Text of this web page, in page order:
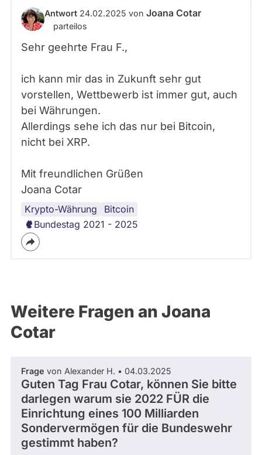
Antwort 24.02.2025 von Joana Cotar
parteilos
Sehr geehrte Frau F.,
ich kann mir das in Zukunft sehr gut
vorstellen, Wettbewerb ist immer gut, auch
bei Währungen.
Allerdings sehe ich das nur bei Bitcoin,
nicht bei XRP.
Mit freundlichen Grüßen
Joana Cotar
Krypto-Währung
Bitcoin
Bundestag 2021 - 2025
Weitere Fragen an Joana
Cotar
Frage von Alexander H. • 04.03.2025
Guten Tag Frau Cotar, können Sie bitte
darlegen warum sie 2022 FÜR die
Einrichtung eines 100 Milliarden
Sondervermögen für die Bundeswehr
gestimmt haben?